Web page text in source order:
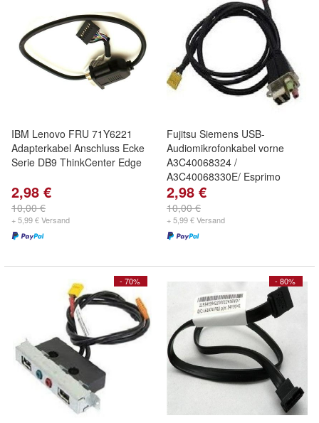
IBM Lenovo FRU 71Y6221
Adapterkabel Anschluss Ecke
Serie DB9 ThinkCenter Edge
2,98 €
10,00 €
+ 5,99 € Versand
Fujitsu Siemens USB-
Audiomikrofonkabel vorne
A3C40068324 /
A3C40068330E/ Esprimo
2,98 €
10,00 €
+ 5,99 € Versand
- 70% - 80%